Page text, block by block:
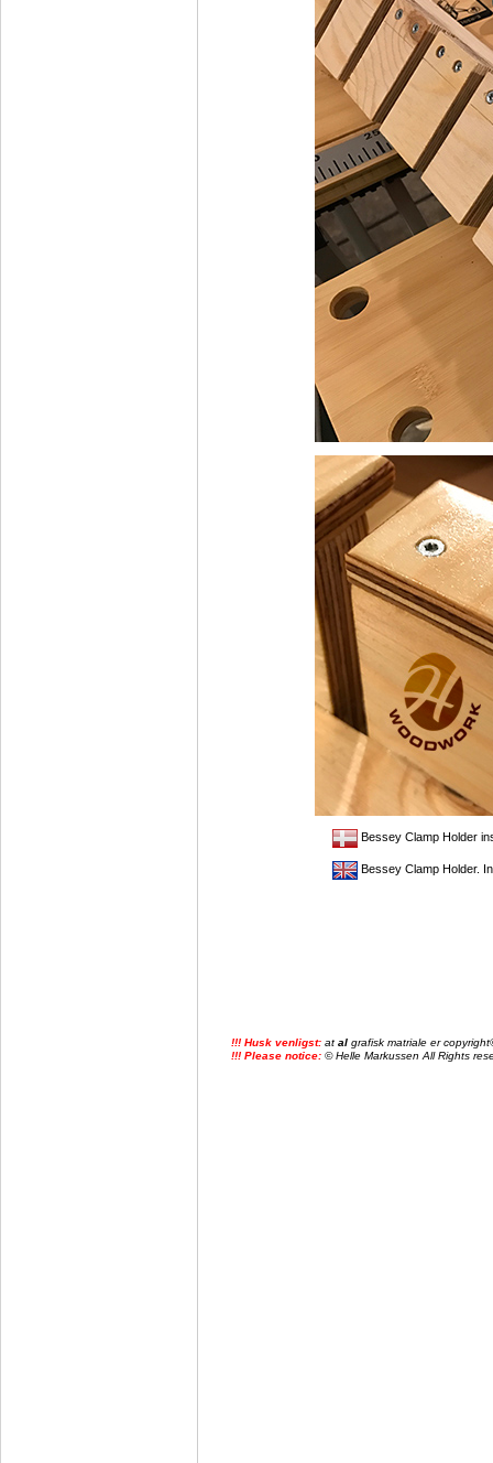
Bessey Clamp Holder
Bessey Clamp Holder.
!!! Husk venligst: at al grafisk matriale er
!!! Please notice: © Helle Markussen All Rights